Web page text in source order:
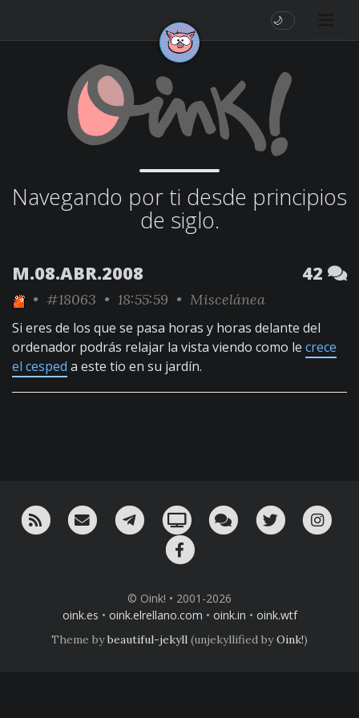
🌙
Navegando por ti desde principios
de siglo.
M.08.ABR.2008 42
• #18063 • 18:55:59 • Miscelánea
Si eres de los que se pasa horas y horas delante del
ordenador podrás relajar la vista viendo como le crece
el cesped a este tio en su jardín.
RSS ¡Mándame un email!¡Nuestro canal en Telegram!
Oink! TV Charla con nosotros
Twitter
© Oink! • 2001-2026
oink.es • oink.elrellano.com • oink.in • oink.wtf
Theme bybeautiful-jekyll (unjekyllified byOink!)